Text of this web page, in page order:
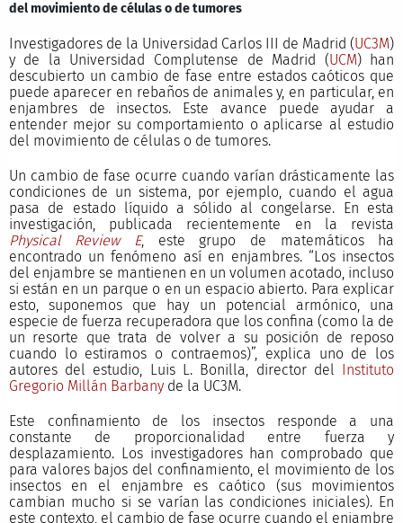
del movimiento de células o de tumores
Investigadores de la Universidad Carlos III de Madrid (UC3M)
y de la Universidad Complutense de Madrid (UCM) han
descubierto un cambio de fase entre estados caóticos que
puede aparecer en rebaños de animales y, en particular, en
enjambres de insectos. Este avance puede ayudar a
entender mejor su comportamiento o aplicarse al estudio
del movimiento de células o de tumores.
Un cambio de fase ocurre cuando varían drásticamente las
condiciones de un sistema, por ejemplo, cuando el agua
pasa de estado líquido a sólido al congelarse. En esta
investigación, publicada recientemente en la revista
Physical Review E, este grupo de matemáticos ha
encontrado un fenómeno así en enjambres. “Los insectos
del enjambre se mantienen en un volumen acotado, incluso
si están en un parque o en un espacio abierto. Para explicar
esto, suponemos que hay un potencial armónico, una
especie de fuerza recuperadora que los confina (como la de
un resorte que trata de volver a su posición de reposo
cuando lo estiramos o contraemos)”, explica uno de los
autores del estudio, Luis L. Bonilla, director del Instituto
Gregorio Millán Barbanyde la UC3M.
Este confinamiento de los insectos responde a una
constante de proporcionalidad entre fuerza y
desplazamiento. Los investigadores han comprobado que
para valores bajos del confinamiento, el movimiento de los
insectos en el enjambre es caótico (sus movimientos
cambian mucho si se varían las condiciones iniciales). En
este contexto, el cambio de fase ocurre cuando el enjambre